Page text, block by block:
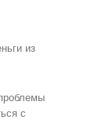
из
с